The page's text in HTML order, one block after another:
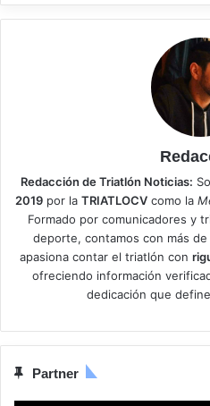
Redacción de Triatlón Noticias:
2019 por la TRIATLOCV como la
Formado por comunicadores y
deporte, contamos con más de
apasiona contar el triatlón con
ofreciendo información
dedicación que
Partner